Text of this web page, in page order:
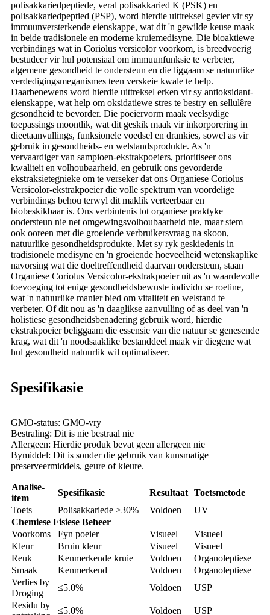
polisakkariedpeptiede, veral polisakkaried K (PSK) en
polisakkariedpeptied (PSP), word hierdie uittreksel gevier vir sy
immuunversterkende eienskappe, wat dit 'n gewilde keuse maak
in beide tradisionele en moderne kruiemedisyne. Die bioaktiewe
verbindings wat in Coriolus versicolor voorkom, is breedvoerig
bestudeer vir hul potensiaal om immuunfunksie te verbeter,
algemene gesondheid te ondersteun en die liggaam se natuurlike
verdedigingsmeganismes teen verskeie kwale te help.
Daarbenewens word hierdie uittreksel erken vir sy antioksidant-
eienskappe, wat help om oksidatiewe stres te bestry en sellulêre
gesondheid te bevorder. Die poeiervorm maak veelsydige
toepassings moontlik, wat dit geskik maak vir inkorporering in
dieetaanvullings, funksionele voedsel en drankies, sowel as vir
gebruik in gesondheids- en welstandsprodukte. As 'n
vervaardiger van sampioen-ekstrakpoeiers, prioritiseer ons
kwaliteit en volhoubaarheid, en gebruik ons ​​gevorderde
ekstraksietegnieke om te verseker dat ons Organiese Coriolus
Versicolor-ekstrakpoeier die volle spektrum van voordelige
verbindings behou terwyl dit maklik verteerbaar en
biobeskikbaar is. Ons verbintenis tot organiese praktyke
ondersteun nie net omgewingsvolhoubaarheid nie, maar stem
ook ooreen met die groeiende verbruikersvraag na skoon,
natuurlike gesondheidsprodukte. Met sy ryk geskiedenis in
tradisionele medisyne en 'n groeiende hoeveelheid wetenskaplike
navorsing wat die doeltreffendheid daarvan ondersteun, staan ​​
Organiese Coriolus Versicolor-ekstrakpoeier uit as 'n waardevolle
toevoeging tot enige gesondheidsbewuste individu se roetine,
wat 'n natuurlike manier bied om vitaliteit en welstand te
verbeter. Of dit nou as 'n daaglikse aanvulling of as deel van 'n
holistiese gesondheidsbenadering gebruik word, hierdie
ekstrakpoeier beliggaam die essensie van die natuur se genesende
krag, wat dit 'n noodsaaklike bestanddeel maak vir diegene wat
hul gesondheid natuurlik wil optimaliseer.
Spesifikasie
GMO-status: GMO-vry
Bestraling: Dit is nie bestraal nie
Allergeen: Hierdie produk bevat geen allergeen nie
Bymiddel: Dit is sonder die gebruik van kunsmatige
preserveermiddels, geure of kleure.
Analise-
item
Spesifikasie Resultaat Toetsmetode
Toets
Polisakkariede ≥30% Voldoen
UV
Chemiese Fisiese Beheer
Voorkoms
Fyn poeier Visueel
Visueel
Kleur
Bruin kleur Visueel
Visueel
Reuk
Kenmerkende kruie Voldoen
Organoleptiese
Smaak
Kenmerkend Voldoen
Organoleptiese
Verlies by
Droging
≤5.0% Voldoen
USP
Residu by
≤5.0% Voldoen USP